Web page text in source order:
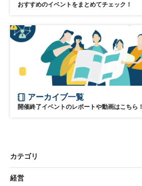
おすすめのイベントをまとめてチェック！
アーカイブ一覧
開催終了イベントのレポートや動画はこちら！
カテゴリ
経営